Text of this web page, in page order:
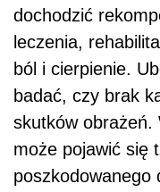
dochodzić
leczenia,
ból i cierpienie.
badać, czy brak
skutków obrażeń.
może pojawić się
poszkodowanego